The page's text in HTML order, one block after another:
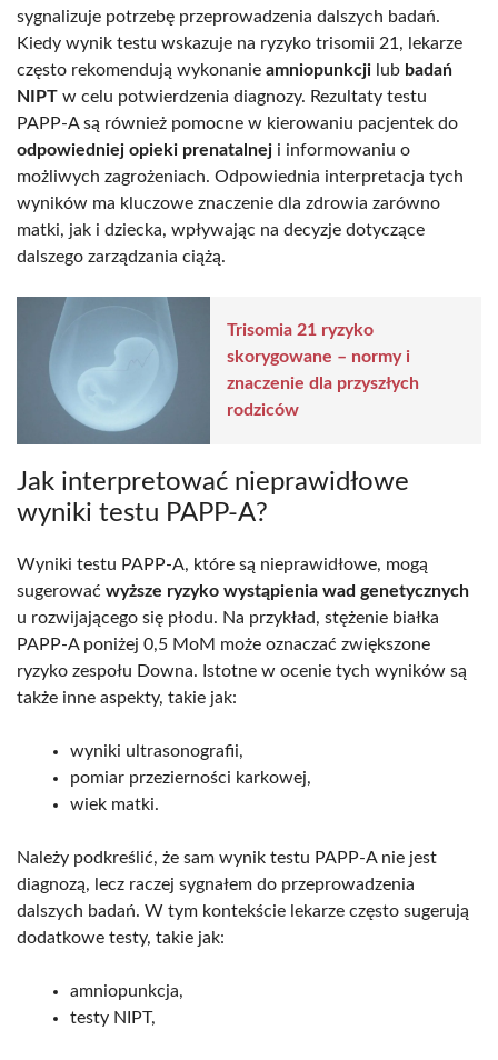
sygnalizuje potrzebę przeprowadzenia dalszych badań.
Kiedy wynik testu wskazuje na ryzyko trisomii 21, lekarze
często rekomendują wykonanie amniopunkcji lub badań
NIPT w celu potwierdzenia diagnozy. Rezultaty testu
PAPP-A są również pomocne w kierowaniu pacjentek do
odpowiedniej opieki prenatalnej i informowaniu o
możliwych zagrożeniach. Odpowiednia interpretacja tych
wyników ma kluczowe znaczenie dla zdrowia zarówno
matki, jak i dziecka, wpływając na decyzje dotyczące
dalszego zarządzania ciążą.
Trisomia 21 ryzyko
skorygowane – normy i
znaczenie dla przyszłych
rodziców
Jak interpretować nieprawidłowe
wyniki testu PAPP-A?
Wyniki testu PAPP-A, które są nieprawidłowe, mogą
sugerować wyższe ryzyko wystąpienia wad genetycznych
u rozwijającego się płodu. Na przykład, stężenie białka
PAPP-A poniżej 0,5 MoM może oznaczać zwiększone
ryzyko zespołu Downa. Istotne w ocenie tych wyników są
także inne aspekty, takie jak:
wyniki ultrasonografii,
pomiar przezierności karkowej,
wiek matki.
Należy podkreślić, że sam wynik testu PAPP-A nie jest
diagnozą, lecz raczej sygnałem do przeprowadzenia
dalszych badań. W tym kontekście lekarze często sugerują
dodatkowe testy, takie jak:
amniopunkcja,
testy NIPT,